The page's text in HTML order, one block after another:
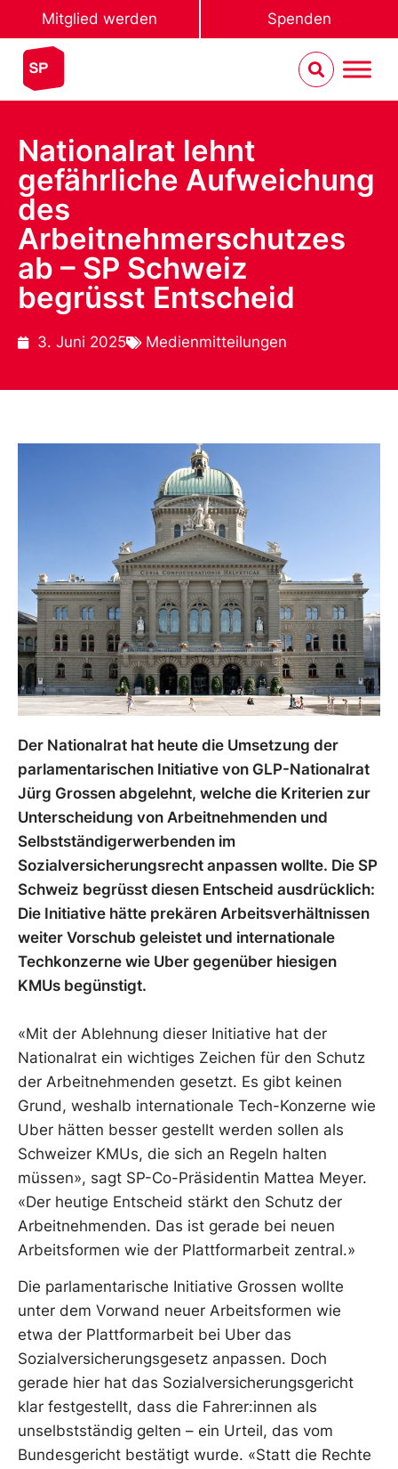
Mitglied werden Spenden
Nationalrat lehnt
gefährliche Aufweichung
des
Arbeitnehmerschutzes
ab – SP Schweiz
begrüsst Entscheid
3. Juni 2025 Medienmitteilungen
Der Nationalrat hat heute die Umsetzung der
parlamentarischen Initiative von GLP-Nationalrat
Jürg Grossen abgelehnt, welche die Kriterien zur
Unterscheidung von Arbeitnehmenden und
Selbstständigerwerbenden im
Sozialversicherungsrecht anpassen wollte. Die SP
Schweiz begrüsst diesen Entscheid ausdrücklich:
Die Initiative hätte prekären Arbeitsverhältnissen
weiter Vorschub geleistet und internationale
Techkonzerne wie Uber gegenüber hiesigen
KMUs begünstigt.
«Mit der Ablehnung dieser Initiative hat der
Nationalrat ein wichtiges Zeichen für den Schutz
der Arbeitnehmenden gesetzt. Es gibt keinen
Grund, weshalb internationale Tech-Konzerne wie
Uber hätten besser gestellt werden sollen als
Schweizer KMUs, die sich an Regeln halten
müssen», sagt SP-Co-Präsidentin Mattea Meyer.
«Der heutige Entscheid stärkt den Schutz der
Arbeitnehmenden. Das ist gerade bei neuen
Arbeitsformen wie der Plattformarbeit zentral.»
Die parlamentarische Initiative Grossen wollte
unter dem Vorwand neuer Arbeitsformen wie
etwa der Plattformarbeit bei Uber das
Sozialversicherungsgesetz anpassen. Doch
gerade hier hat das Sozialversicherungsgericht
klar festgestellt, dass die Fahrer:innen als
unselbstständig gelten – ein Urteil, das vom
Bundesgericht bestätigt wurde. «Statt die Rechte